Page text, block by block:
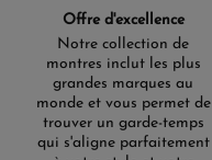
Offre d'excellence
Notre collection de
montres inclut les plus
grandes marques au
monde et vous permet de
trouver un garde-temps
qui s'aligne parfaitement